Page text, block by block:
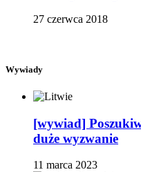
27 czerwca 2018
Wywiady
[wywiad]
duże wyzwanie
11 marca 2023